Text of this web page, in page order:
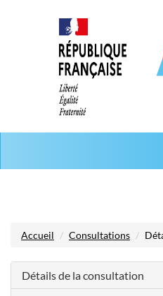
Accueil Consultations
Détails de la consultation